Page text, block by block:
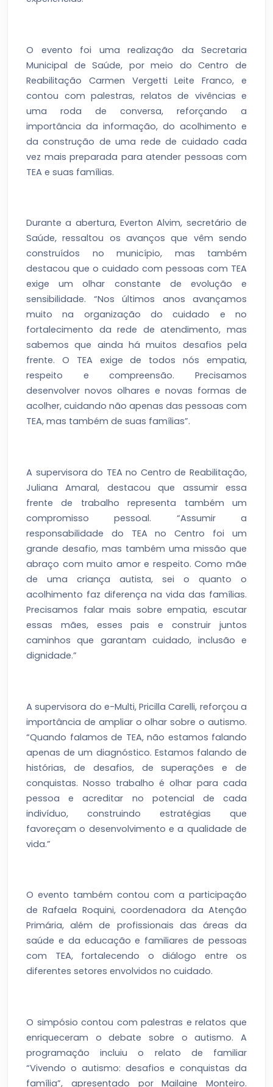
O evento foi uma realização da Secretaria
Municipal de Saúde, por meio do Centro de
Reabilitação Carmen Vergetti Leite Franco, e
contou com palestras, relatos de vivências e
uma roda de conversa, reforçando a
importância da informação, do acolhimento e
da construção de uma rede de cuidado cada
vez mais preparada para atender pessoas com
TEA e suas famílias.
Durante a abertura, Everton Alvim, secretário de
Saúde, ressaltou os avanços que vêm sendo
construídos no município, mas também
destacou que o cuidado com pessoas com TEA
exige um olhar constante de evolução e
sensibilidade. “Nos últimos anos avançamos
muito na organização do cuidado e no
fortalecimento da rede de atendimento, mas
sabemos que ainda há muitos desafios pela
frente. O TEA exige de todos nós empatia,
respeito e compreensão. Precisamos
desenvolver novos olhares e novas formas de
acolher, cuidando não apenas das pessoas com
TEA, mas também de suas famílias”.
A supervisora do TEA no Centro de Reabilitação,
Juliana Amaral, destacou que assumir essa
frente de trabalho representa também um
compromisso pessoal. “Assumir a
responsabilidade do TEA no Centro foi um
grande desafio, mas também uma missão que
abraço com muito amor e respeito. Como mãe
de uma criança autista, sei o quanto o
acolhimento faz diferença na vida das famílias.
Precisamos falar mais sobre empatia, escutar
essas mães, esses pais e construir juntos
caminhos que garantam cuidado, inclusão e
dignidade.”
A supervisora do e-Multi, Pricilla Carelli, reforçou a
importância de ampliar o olhar sobre o autismo.
“Quando falamos de TEA, não estamos falando
apenas de um diagnóstico. Estamos falando de
histórias, de desafios, de superações e de
conquistas. Nosso trabalho é olhar para cada
pessoa e acreditar no potencial de cada
indivíduo, construindo estratégias que
favoreçam o desenvolvimento e a qualidade de
vida.”
O evento também contou com a participação
de Rafaela Roquini, coordenadora da Atenção
Primária, além de profissionais das áreas da
saúde e da educação e familiares de pessoas
com TEA, fortalecendo o diálogo entre os
diferentes setores envolvidos no cuidado.
O simpósio contou com palestras e relatos que
enriqueceram o debate sobre o autismo. A
programação incluiu o relato de familiar
“Vivendo o autismo: desafios e conquistas da
família”, apresentado por Mailaine Monteiro.